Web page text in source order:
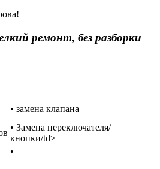
ремонт, без разборки
• замена клапана
• Замена переключателя/
кнопки/td>
•